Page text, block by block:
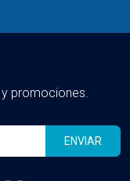
promociones.
ENVIAR